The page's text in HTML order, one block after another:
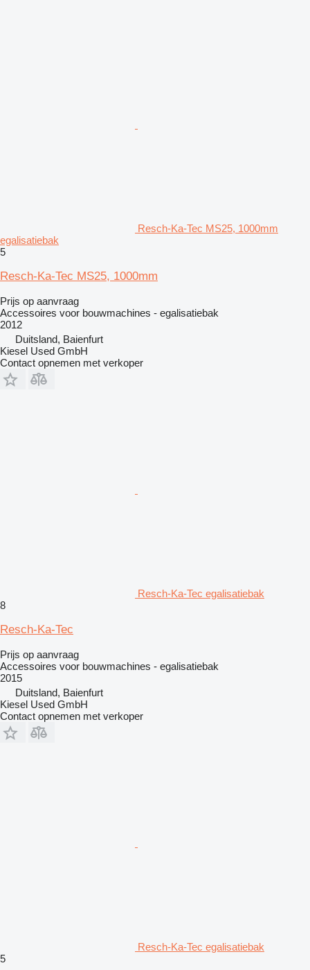
Resch-Ka-Tec MS25, 1000mm
egalisatiebak
5
Resch-Ka-Tec MS25, 1000mm
Prijs op aanvraag
Accessoires voor bouwmachines - egalisatiebak
2012
Duitsland, Baienfurt
Kiesel Used GmbH
Contact opnemen met verkoper
Resch-Ka-Tec egalisatiebak
8
Resch-Ka-Tec
Prijs op aanvraag
Accessoires voor bouwmachines - egalisatiebak
2015
Duitsland, Baienfurt
Kiesel Used GmbH
Contact opnemen met verkoper
Resch-Ka-Tec egalisatiebak
5